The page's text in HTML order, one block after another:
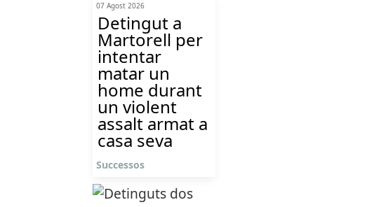
07 Agost 2026
Detingut a
Martorell per
intentar
matar un
home durant
un violent
assalt armat a
casa seva
Successos